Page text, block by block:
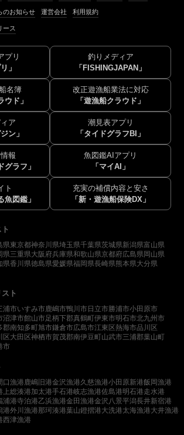
のお知らせ 運営会社 利用規約
ース
プリ
」
釣りメディア
「FISHINGJAPAN」
名簿
ウド」
改正遊漁船業法に対応
「遊漁船クラウド」
ア
ン」
潮見表アプリ
「タイドグラフBI」
報
グラフ」
魚図鑑AIアプリ
「マイAI」
ト
魚図鑑」
充実の補償内容と安さ
「新・遊漁船保険DX」
県東京都神奈川県埼玉県千葉県茨城県新潟県富山県
県三重県大阪府兵庫県和歌山県京都府広島県岡山県
県香川県徳島県愛媛県福岡県長崎県熊本県大分県
ト
浦市いすみ市鹿嶋市鴨川市 日立市勝浦市小田原市
沼津市館山市足柄下郡真鶴町伊東市明石市北九州市
郡南知多町旭市鎌倉市広島市江東区熱海市品川区
区 大田区神栖市賀茂郡南伊豆町山武市三浦郡葉山町
市
口漁港鹿嶋旧港金沢漁港久慈漁港小田原新港飯岡漁港
上総湊港加太港手石港岐志漁港佐島港明石港走水港
浦港寺泊港乙浜漁港金田漁港金沢八景平潟長井新宿港
港外川漁港那珂湊港葉山鐙摺港大洗港太海漁港大井漁港
西津漁港